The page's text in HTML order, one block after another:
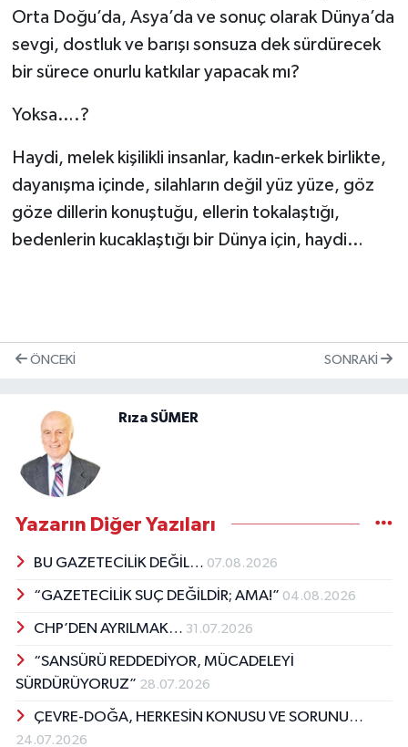
Orta Doğu’da, Asya’da ve sonuç olarak Dünya’da
sevgi, dostluk ve barışı sonsuza dek sürdürecek
bir sürece onurlu katkılar yapacak mı?
Yoksa….?
Haydi, melek kişilikli insanlar, kadın-erkek birlikte,
dayanışma içinde, silahların değil yüz yüze, göz
göze dillerin konuştuğu, ellerin tokalaştığı,
bedenlerin kucaklaştığı bir Dünya için, haydi…
ÖNCEKI SONRAKI
Rıza SÜMER
Yazarın Diğer Yazıları
BU GAZETECİLİK DEĞİL… 07.08.2026
“GAZETECİLİK SUÇ DEĞİLDİR; AMA!” 04.08.2026
CHP’DEN AYRILMAK… 31.07.2026
“SANSÜRÜ REDDEDİYOR, MÜCADELEYİ
SÜRDÜRÜYORUZ” 28.07.2026
ÇEVRE-DOĞA, HERKESİN KONUSU VE SORUNU…
24.07.2026